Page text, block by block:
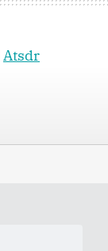
Atsdr